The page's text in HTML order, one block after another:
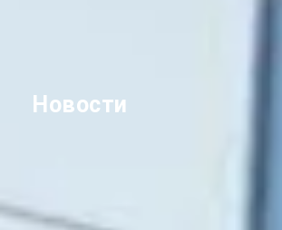
Новости